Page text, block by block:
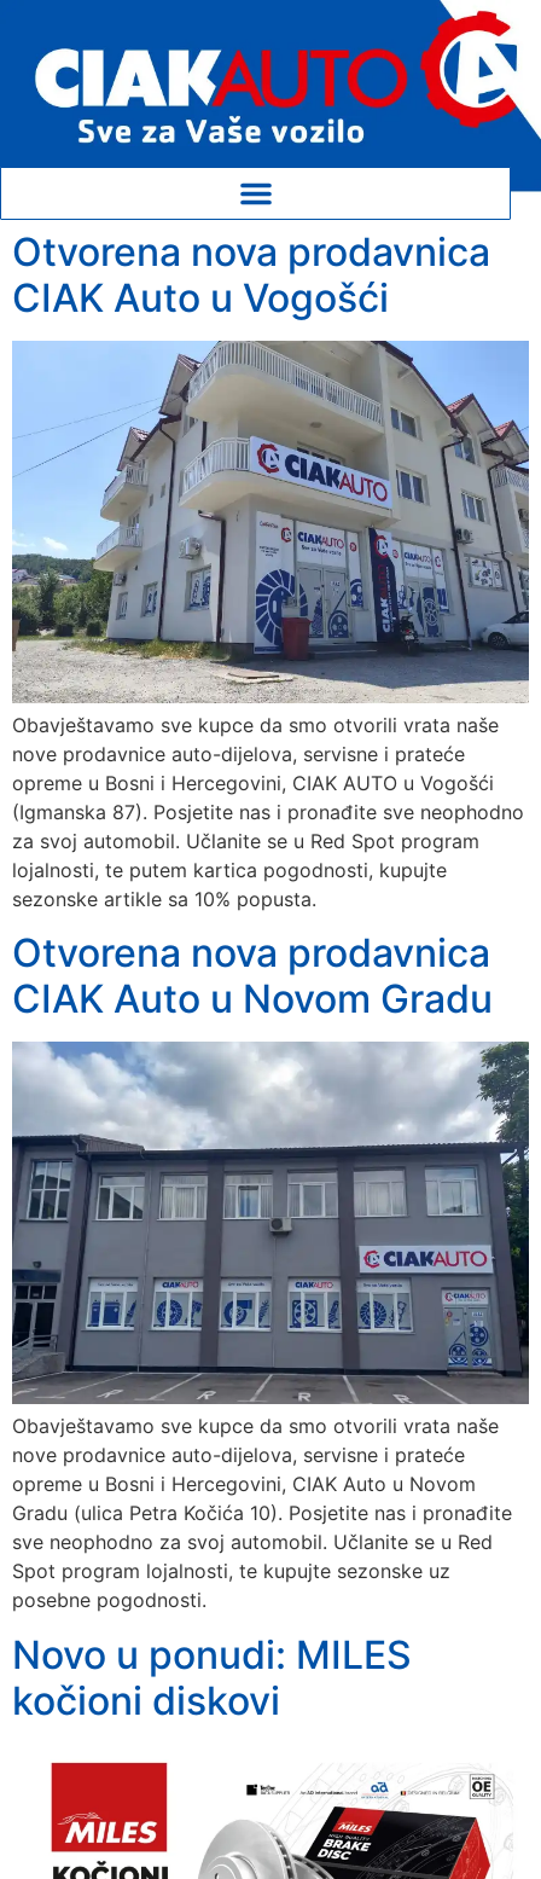
Otvorena nova prodavnica
CIAK Auto u Vogošći
Obavještavamo sve kupce da smo otvorili vrata naše
nove prodavnice auto-dijelova, servisne i prateće
opreme u Bosni i Hercegovini, CIAK AUTO u Vogošći
(Igmanska 87). Posjetite nas i pronađite sve neophodno
za svoj automobil. Učlanite se u Red Spot program
lojalnosti, te putem kartica pogodnosti, kupujte
sezonske artikle sa 10% popusta.
Otvorena nova prodavnica
CIAK Auto u Novom Gradu
Obavještavamo sve kupce da smo otvorili vrata naše
nove prodavnice auto-dijelova, servisne i prateće
opreme u Bosni i Hercegovini, CIAK Auto u Novom
Gradu (ulica Petra Kočića 10). Posjetite nas i pronađite
sve neophodno za svoj automobil. Učlanite se u Red
Spot program lojalnosti, te kupujte sezonske uz
posebne pogodnosti.
Novo u ponudi: MILES
kočioni diskovi